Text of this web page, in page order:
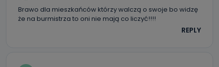
Brawo dla mieszkańców którzy walczą o swoje bo widzę
że na burmistrza to oni nie mają co liczyć!!!!
REPLY